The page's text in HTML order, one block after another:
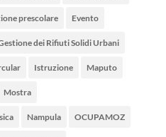
prescolare Evento
dei Rifiuti Solidi Urbani
Istruzione Maputo
Mostra
Nampula OCUPAMOZ